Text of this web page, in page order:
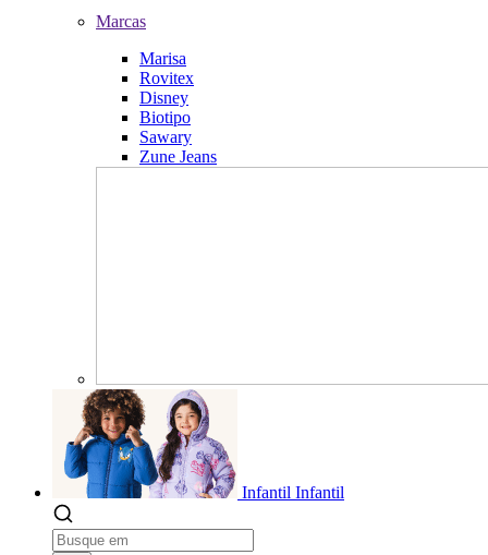
Marcas
Marisa
Rovitex
Disney
Biotipo
Sawary
Zune Jeans
Infantil Infantil